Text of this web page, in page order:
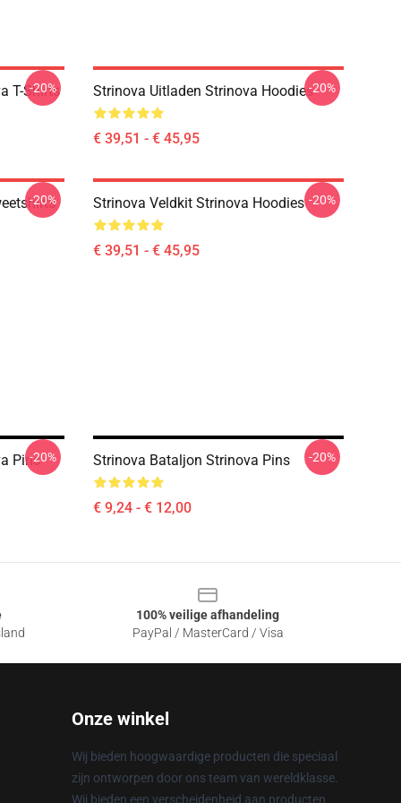
T-Shirts
-20% Strinova Uitladen Strinova Hoodies
€ 39,51 - € 45,95
-20%
-20% Strinova Veldkit Strinova Hoodies
€ 39,51 - € 45,95
-20%
Pins-20% Strinova Bataljon Strinova Pins
€ 9,24 - € 12,00
-20%
100% veilige afhandeling
PayPal / MasterCard / Visa
Onze winkel
Wij bieden hoogwaardige producten die speciaal
zijn ontworpen door ons team van wereldklasse.
Wij bieden een verscheidenheid aan producten